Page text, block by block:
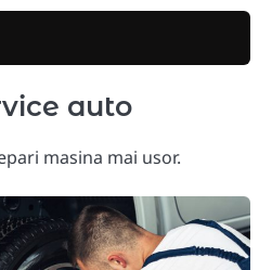
auto
masina mai usor.